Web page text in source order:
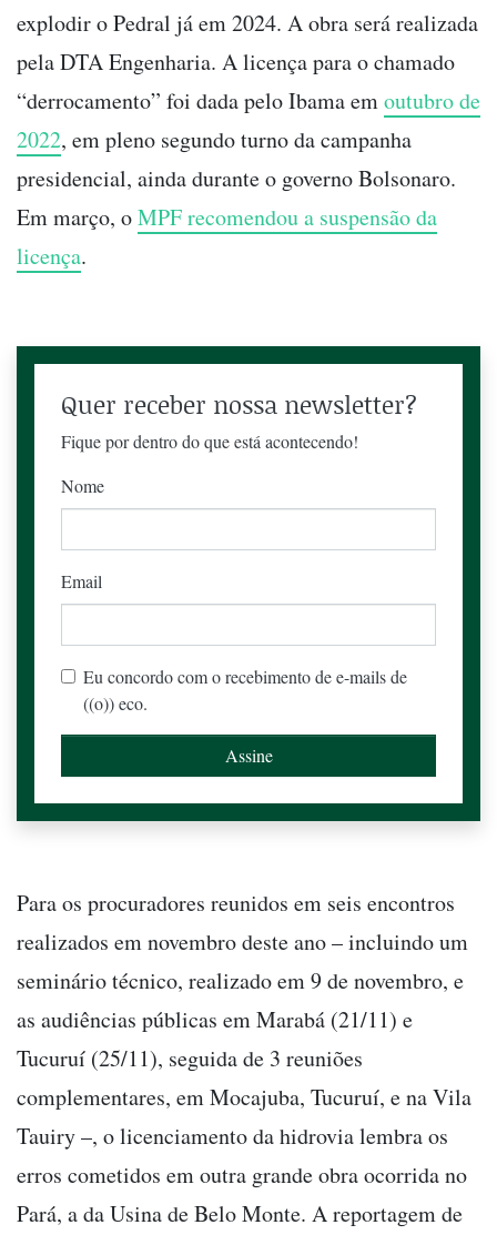
explodir o Pedral já em 2024. A obra será realizada
pela DTA Engenharia. A licença para o chamado
“derrocamento” foi dada pelo Ibama emoutubro de
2022, em pleno segundo turno da campanha
presidencial, ainda durante o governo Bolsonaro.
Em março, oMPF recomendou a suspensão da
licença.
Quer receber nossa newsletter?
Fique por dentro do que está acontecendo!
Nome
Email
Eu concordo com o recebimento de e-mails de
((o)) eco.
Para os procuradores reunidos em seis encontros
realizados em novembro deste ano – incluindo um
seminário técnico, realizado em 9 de novembro, e
as audiências públicas em Marabá (21/11) e
Tucuruí (25/11), seguida de 3 reuniões
complementares, em Mocajuba, Tucuruí, e na Vila
Tauiry –, o licenciamento da hidrovia lembra os
erros cometidos em outra grande obra ocorrida no
Pará, a da Usina de Belo Monte. A reportagem de